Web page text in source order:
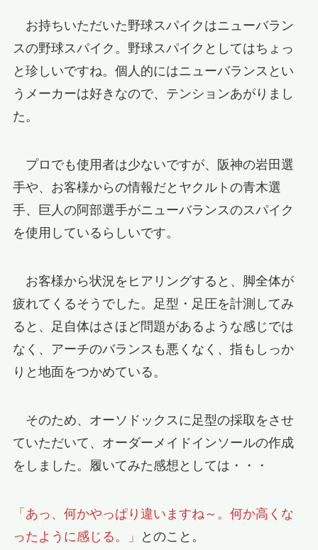
お持ちいただいた野球スパイクはニューバラン
スの野球スパイク。野球スパイクとしてはちょっ
と珍しいですね。個人的にはニューバランスとい
うメーカーは好きなので、テンションあがりまし
た。
プロでも使用者は少ないですが、阪神の岩田選
手や、お客様からの情報だとヤクルトの青木選
手、巨人の阿部選手がニューバランスのスパイク
を使用しているらしいです。
お客様から状況をヒアリングすると、脚全体が
疲れてくるそうでした。足型・足圧を計測してみ
ると、足自体はさほど問題があるような感じでは
なく、アーチのバランスも悪くなく、指もしっか
りと地面をつかめている。
そのため、オーソドックスに足型の採取をさせ
ていただいて、オーダーメイドインソールの作成
をしました。履いてみた感想としては・・・
「あっ、何かやっぱり違いますね～。何か高くな
ったように感じる。」
とのこと。